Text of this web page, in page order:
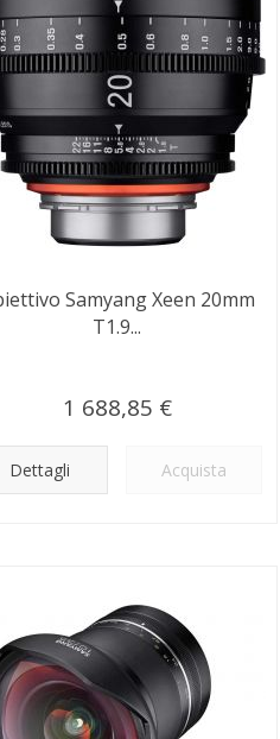
Samyang Xeen 20mm
T1.9...
1 688,85 €
Dettagli Acquista